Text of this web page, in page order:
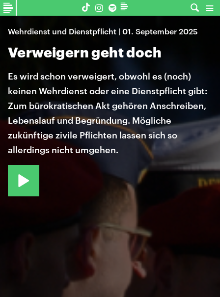
Wehrdienst und Dienstpflicht | 01. September 2025
Verweigern geht doch
Es wird schon verweigert, obwohl es (noch)
keinen Wehrdienst oder eine Dienstpflicht gibt:
Zum bürokratischen Akt gehören Anschreiben,
Lebenslauf und Begründung. Mögliche
zukünftige zivile Pflichten lassen sich so
allerdings nicht umgehen.